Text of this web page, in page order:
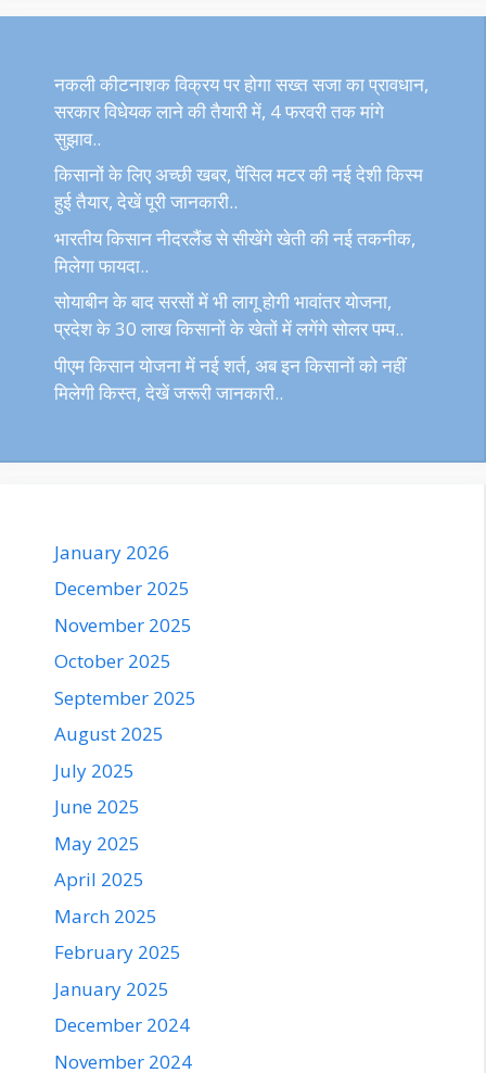
नकली कीटनाशक विक्रय पर होगा सख्त सजा का प्रावधान,
सरकार विधेयक लाने की तैयारी में, 4 फरवरी तक मांगे
सुझाव..
किसानों के लिए अच्छी खबर, पेंसिल मटर की नई देशी किस्म
हुई तैयार, देखें पूरी जानकारी..
भारतीय किसान नीदरलैंड से सीखेंगे खेती की नई तकनीक,
मिलेगा फायदा..
सोयाबीन के बाद सरसों में भी लागू होगी भावांतर योजना,
प्रदेश के 30 लाख किसानों के खेतों में लगेंगे सोलर पम्प..
पीएम किसान योजना में नई शर्त, अब इन किसानों को नहीं
मिलेगी किस्त, देखें जरूरी जानकारी..
January 2026
December 2025
November 2025
October 2025
September 2025
August 2025
July 2025
June 2025
May 2025
April 2025
March 2025
February 2025
January 2025
December 2024
November 2024